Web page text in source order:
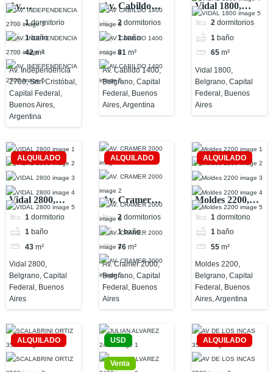
Av.
Independencia
2700, San
Cristóbal,
Capital Federal,
Buenos Aires,
Argentina
1 dormitorio
1 baño
42 m²
Av. Independencia
2700, San Cristóbal,
Capital Federal,
Buenos Aires,
Argentina
Av. Cabildo
1400, Belgrano,
Capital Federal,
Buenos Aires,
Argentina
2 dormitorios
1 baño
81 m²
Av. Cabildo 1400,
Belgrano, Capital
Federal, Buenos
Aires, Argentina
Vidal 1800,
Belgrano,
Capital Federal,
Buenos Aires
2 dormitorios
1 baño
65 m²
Vidal 1800,
Belgrano, Capital
Federal, Buenos
Aires
ALQUILADO
Vidal 2800,
Belgrano,
Capital Federal,
Buenos Aires
1 dormitorio
1 baño
43 m²
Vidal 2800,
Belgrano, Capital
Federal, Buenos
Aires
ALQUILADO
Av. Cramer
2000, Belgrano,
Capital Federal,
Buenos Aires
2 dormitorios
1 baño
76 m²
Av. Cramer 2000,
Belgrano, Capital
Federal, Buenos
Aires
ALQUILADO
Moldes 2200,
Belgrano,
Capital Federal,
Buenos Aires,
1 dormitorio
1 baño
55 m²
Moldes 2200,
Belgrano, Capital
Federal, Buenos
Aires, Argentina
ALQUILADO USD
Venta
ALQUILADO